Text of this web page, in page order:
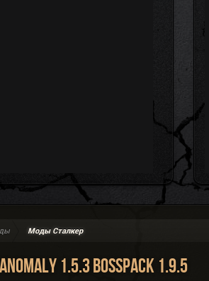
Моды Сталкер
1.5.3 BOSSPACK 1.9.5